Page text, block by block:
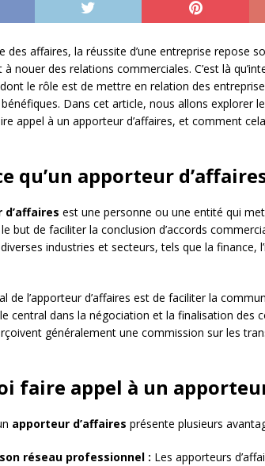
des affaires, la réussite d’une entreprise repose
nouer des relations commerciales. C’est là
le rôle est de mettre en relation des
Dans cet article, nous allons explorer
appel à un apporteur d’affaires, et comment
qu’un apporteur
est une personne ou une entité qui
but de faciliter la conclusion d’accords
industries et secteurs, tels que la finance,
de l’apporteur d’affaires est de faciliter la
central dans la négociation et la finalisation des
généralement une commission sur les
faire appel à un
apporteur d’affaires présente plusieurs
réseau professionnel : Les apporteurs